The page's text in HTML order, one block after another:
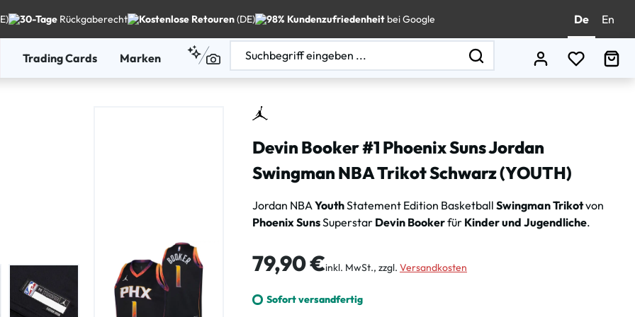
30-Tage Rückgaberecht Kostenlose Retouren(DE) 98% Kundenzufriedenheit bei Google De En
Du hast
Trading Cards Marken
Devin Booker #1 Phoenix Suns Jordan
Swingman NBA Trikot Schwarz (YOUTH)
Jordan NBAYouthStatement Edition Basketball Swingman Trikotvon
Phoenix SunsSuperstar Devin Bookerfür Kinder und Jugendliche.
Regulärer Preis:
79,90 €inkl. MwSt., zzgl. Versandkosten
Sofort versandfertig